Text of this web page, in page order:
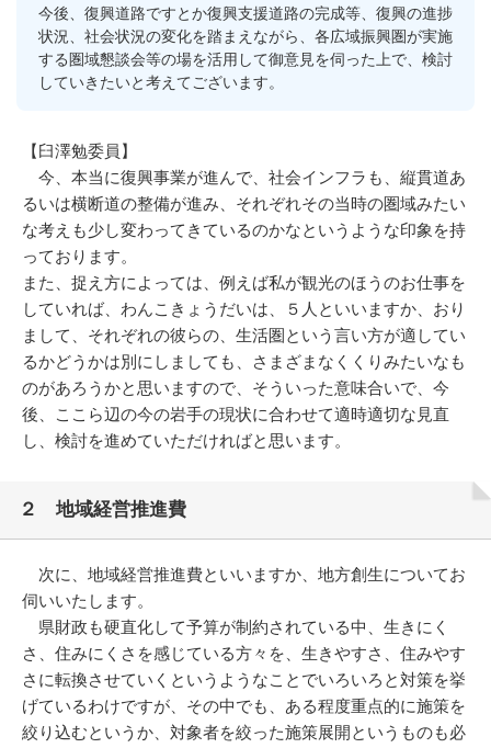
今後、復興道路ですとか復興支援道路の完成等、復興の進捗
状況、社会状況の変化を踏まえながら、各広域振興圏が実施
する圏域懇談会等の場を活用して御意見を伺った上で、検討
していきたいと考えてございます。
【臼澤勉委員】
今、本当に復興事業が進んで、社会インフラも、縦貫道あ
るいは横断道の整備が進み、それぞれその当時の圏域みたい
な考えも少し変わってきているのかなというような印象を持
っております。
また、捉え方によっては、例えば私が観光のほうのお仕事を
していれば、わんこきょうだいは、５人といいますか、おり
まして、それぞれの彼らの、生活圏という言い方が適してい
るかどうかは別にしましても、さまざまなくくりみたいなも
のがあろうかと思いますので、そういった意味合いで、今
後、ここら辺の今の岩手の現状に合わせて適時適切な見直
し、検討を進めていただければと思います。
２ 地域経営推進費
次に、地域経営推進費といいますか、地方創生についてお
伺いいたします。
県財政も硬直化して予算が制約されている中、生きにく
さ、住みにくさを感じている方々を、生きやすさ、住みやす
さに転換させていくというようなことでいろいろと対策を挙
げているわけですが、その中でも、ある程度重点的に施策を
絞り込むというか、対象者を絞った施策展開というものも必